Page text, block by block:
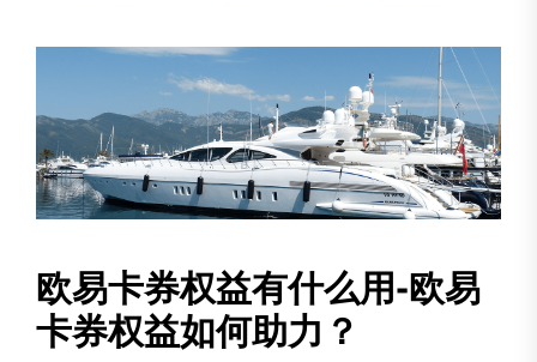
欧易卡券权益有什么用-欧易
卡券权益如何助力？